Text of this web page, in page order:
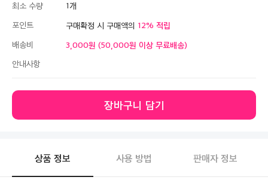
최소 수량
1
포인트
구매확정 시 구매액의 12
배송비 3,000원 (50,000원 이상 무료배송)
안내사항
장바구니 담기
상품 정보 사용 방법 판매자 정보